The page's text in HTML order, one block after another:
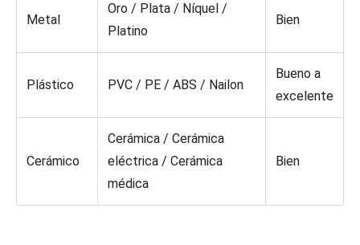
Metal
Oro / Plata / Níquel /
Platino
Bien
Plástico PVC / PE / ABS / Nailon
Bueno a
excelente
Cerámico
Cerámica / Cerámica
eléctrica / Cerámica
médica
Bien